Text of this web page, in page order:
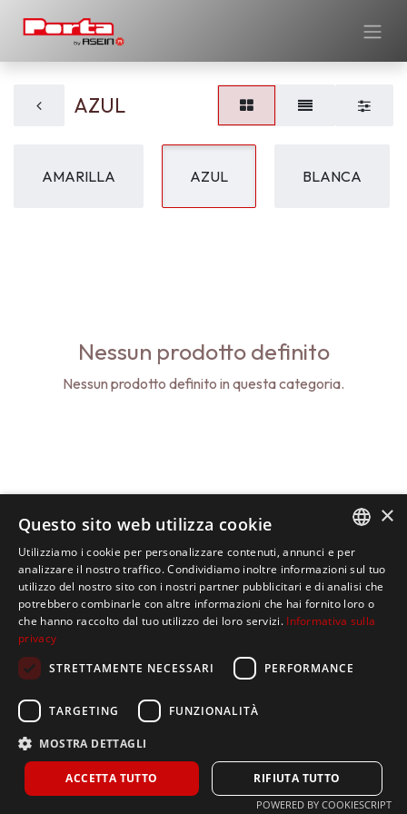
AZUL
AMARILLA AZUL BLANCA
Nessun prodotto definito
Nessun prodotto definito in questa categoria.
Home
La nostra azienda
ITALIAN
SPANISH
ENGLISH
×
Questo sito web utilizza cookie
Utilizziamo i cookie per personalizzare contenuti, annunci e per
analizzare il nostro traffico. Condividiamo inoltre informazioni sul tuo
utilizzo del nostro sito con i nostri partner pubblicitari e di analisi che
potrebbero combinarle con altre informazioni che hai fornito loro o
che hanno raccolto dal tuo utilizzo dei loro servizi. Informativa sulla
privacy
STRETTAMENTE NECESSARI
PERFORMANCE
TARGETING FUNZIONALITÀ
MOSTRA DETTAGLI
ACCETTA TUTTO RIFIUTA TUTTO
POWERED BY COOKIESCRIPT